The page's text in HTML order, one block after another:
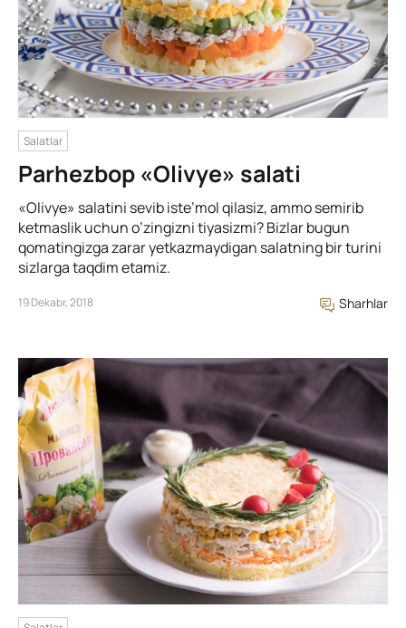
Salatlar
Parhezbop «Olivye» salati
«Olivye» salatini sevib iste’mol qilasiz, ammo semirib
ketmaslik uchun o’zingizni tiyasizmi? Bizlar bugun
qomatingizga zarar yetkazmaydigan salatning bir turini
sizlarga taqdim etamiz.
19 Dekabr, 2018 Sharhlar